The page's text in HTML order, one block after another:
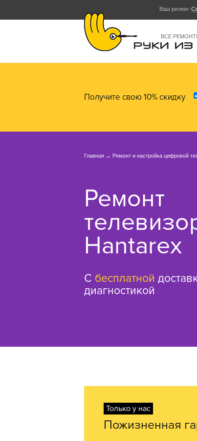
Ваш регион:
ВСЕ
Получите свою 10% скидку
Главная → Ремонт и настройка цифровой
Ремонт
Hantarex
С бесплатной
диагностикой
Только у нас
Пожизненная